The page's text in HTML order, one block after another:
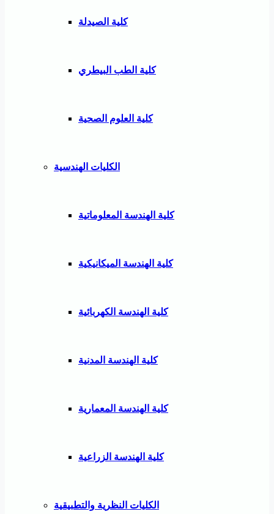
كلية الصيدلة
كلية الطب البيطري
كلية العلوم الصحية
الكليات الهندسية
كلية الهندسة المعلوماتية
كلية الهندسة الميكانيكية
كلية الهندسة الكهربائية
كلية الهندسة المدنية
كلية الهندسة المعمارية
كلية الهندسة الزراعية
الكليات النظرية والتطبيقية